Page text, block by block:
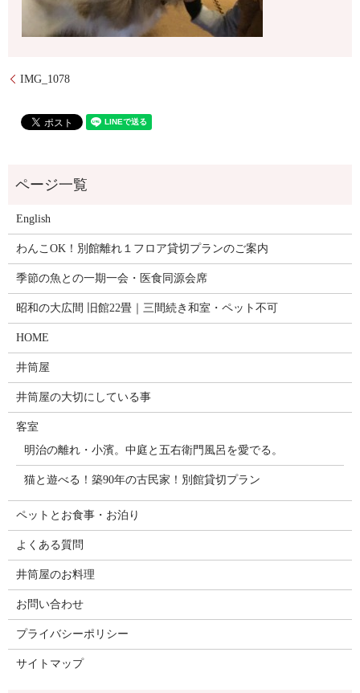
IMG_1078
English
わんこOK！別館離れ１フロア貸切プランのご案内
季節の魚との一期一会・医食同源会席
昭和の大広間 旧館22畳｜三間続き和室・ペット不可
HOME
井筒屋
井筒屋の大切にしている事
客室
明治の離れ・小濱。中庭と五右衛門風呂を愛でる。
猫と遊べる！築90年の古民家！別館貸切プラン
ペットとお食事・お泊り
よくある質問
井筒屋のお料理
お問い合わせ
プライバシーポリシー
サイトマップ